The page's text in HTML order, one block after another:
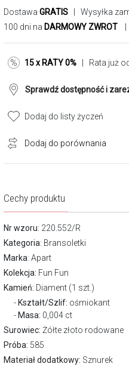
Dostawa GRATIS | Wysyłka
100 dni na DARMOWY ZWROT
15 x RATY 0% | Rata już
Sprawdź dostępność i
Dodaj do listy życzeń
Dodaj do porównania
Cechy produktu
Nr wzoru: 220.552/R
Kategoria: Bransoletki
Marka: Apart
Kolekcja: Fun Fun
Kamień: Diament (1 szt.)
Kształt/Szlif: ośmiokant
Masa: 0,004 ct
Surowiec: Żółte złoto rodowane
Próba: 585
Materiał dodatkowy: Sznurek